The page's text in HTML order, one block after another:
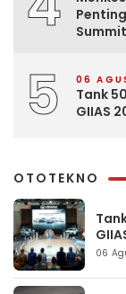
5 06
Tank
GIIAS
OTOTEKNO
06